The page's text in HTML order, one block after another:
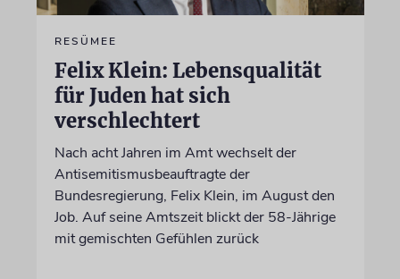
RESÜMEE
Felix Klein: Lebensqualität
für Juden hat sich
verschlechtert
Nach acht Jahren im Amt wechselt der
Antisemitismusbeauftragte der
Bundesregierung, Felix Klein, im August den
Job. Auf seine Amtszeit blickt der 58-Jährige
mit gemischten Gefühlen zurück